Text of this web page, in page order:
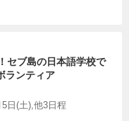
セブ島の日本語学校で
ランティア
日(土),他3日程